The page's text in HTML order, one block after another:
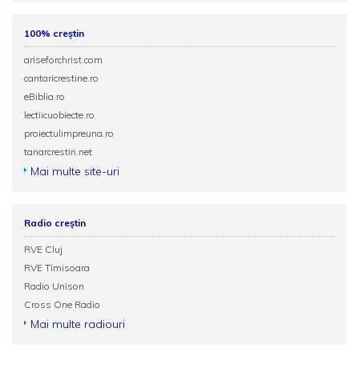
100% creștin
ariseforchrist.com
cantaricrestine.ro
eBiblia.ro
lectiicuobiecte.ro
proiectulimpreuna.ro
tanarcrestin.net
Mai multe site-uri
Radio creștin
RVE Cluj
RVE Timisoara
Radio Unison
Cross One Radio
Mai multe radiouri